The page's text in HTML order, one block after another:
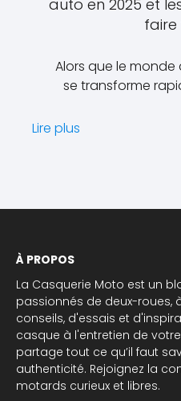
auto en 2025 et
Alors que le
se transforme
Lire plus
À PROPOS
La Casquerie Moto est un
passionnés de deux-roues,
conseils, d'essais et
casque à l'entretien de
partage tout ce qu’il faut
authenticité. Rejoignez la
motards curieux et libres.